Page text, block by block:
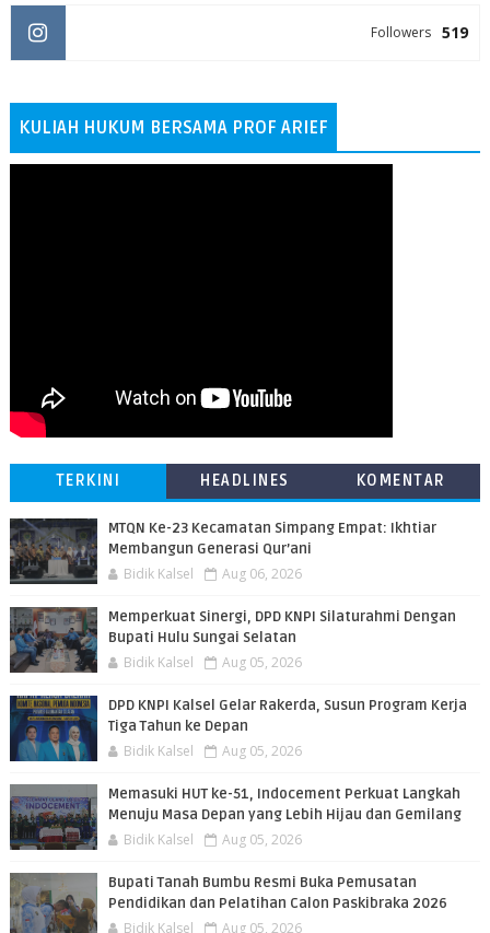
519
Followers
KULIAH HUKUM BERSAMA PROF ARIEF
TERKINI HEADLINES KOMENTAR
MTQN Ke-23 Kecamatan Simpang Empat: Ikhtiar
Membangun Generasi Qur’ani
Bidik Kalsel Aug 06, 2026
Memperkuat Sinergi, DPD KNPI Silaturahmi Dengan
Bupati Hulu Sungai Selatan
Bidik Kalsel Aug 05, 2026
DPD KNPI Kalsel Gelar Rakerda, Susun Program Kerja
Tiga Tahun ke Depan
Bidik Kalsel Aug 05, 2026
Memasuki HUT ke-51, Indocement Perkuat Langkah
Menuju Masa Depan yang Lebih Hijau dan Gemilang
Bidik Kalsel Aug 05, 2026
Bupati Tanah Bumbu Resmi Buka Pemusatan
Pendidikan dan Pelatihan Calon Paskibraka 2026
Bidik Kalsel Aug 05, 2026